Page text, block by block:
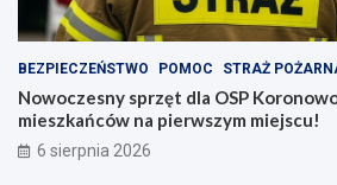
BEZPIECZEŃSTWO POMOC STRAŻ
Nowoczesny sprzęt dla OSP
mieszkańców na pierwszym miejscu!
6 sierpnia 2026